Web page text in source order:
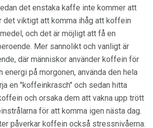
det enstaka kaffe inte kommer att
det viktigt att komma ihåg att koffein
och det är möjligt att få en
Mer sannolikt och vanligt är
där människor använder koffein för
energi på morgonen, använda den hela
en "koffeinkrasch" och sedan hitta
och orsaka dem att vakna upp trött
för att komma igen nästa dag.
påverkar koffein också stressnivåerna.